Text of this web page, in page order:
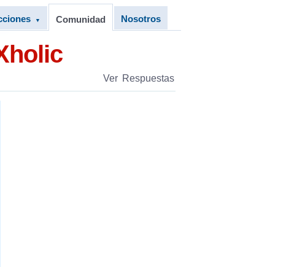
▼ Comunidad Nosotros
Ver Respuestas